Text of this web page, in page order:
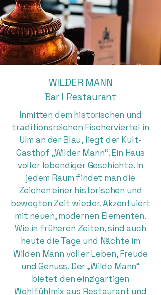
WILDER MANN
Bar I Restaurant
Inmitten dem historischen und
traditionsreichen Fischerviertel in
Ulm an der Blau, liegt der Kult-
Gasthof „Wilder Mann“. Ein Haus
voller lebendiger Geschichte. In
jedem Raum findet man die
Zeichen einer historischen und
bewegten Zeit wieder. Akzentuiert
mit neuen, modernen Elementen.
Wie in früheren Zeiten, sind auch
heute die Tage und Nächte im
Wilden Mann voller Leben, Freude
und Genuss. Der „Wilde Mann“
bietet den einzigartigen
Wohlfühlmix aus Restaurant und